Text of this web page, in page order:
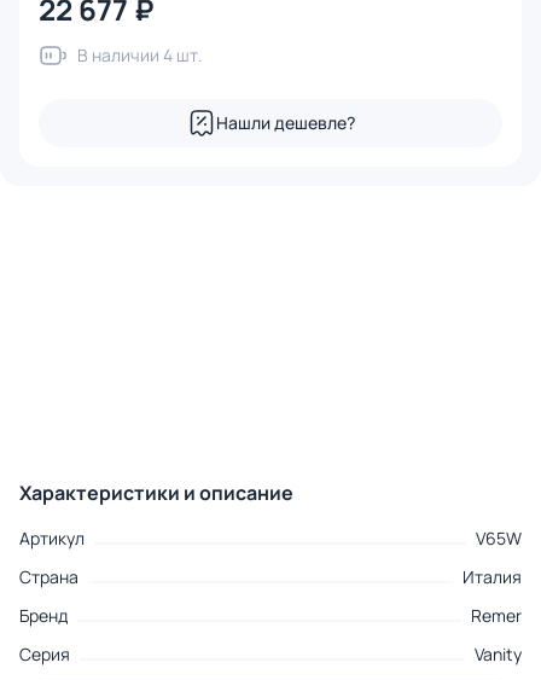
22 677 ₽
В наличии 4 шт.
Нашли дешевле?
Характеристики и описание
Артикул
V65W
Страна
Италия
Бренд
Remer
Серия
Vanity